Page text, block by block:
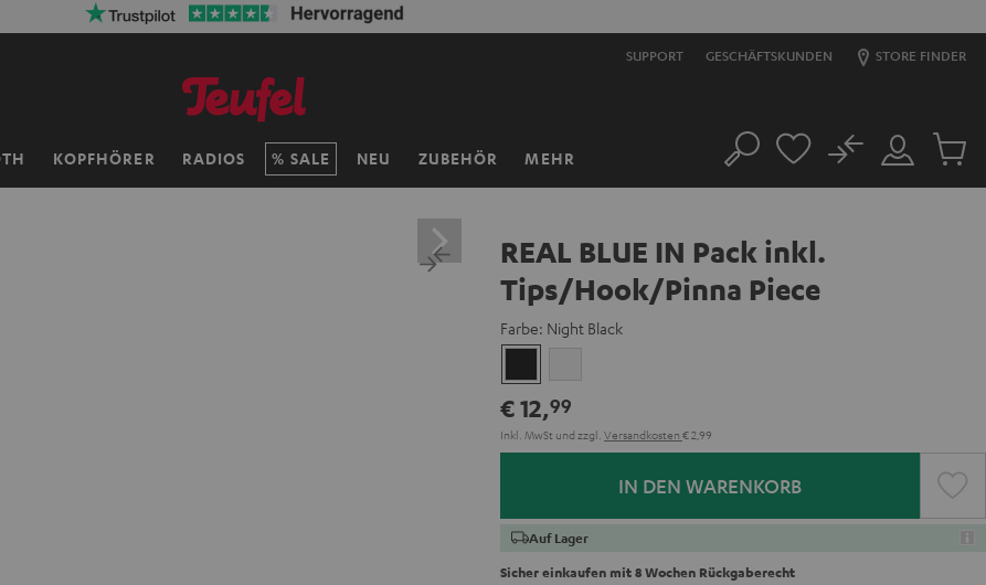
50% Versandkosten sparen mit VKF-72F
SUPPORT GESCHÄFTSKUNDEN STORE FINDER
KOPFHÖRER RADIOS SALE NEU ZUBEHÖR MEHR Suche
Mein
Konto
No
Artikel
REAL BLUE IN Pack inkl.
Tips/Hook/Pinna Piece
Farbe: Night Black
Black
€ 12,99
Inkl. MwSt und zzgl. Versandkosten € 2,99
IN DEN WARENKORB
Auf Lager
Sicher einkaufen mit 8 Wochen Rückgaberecht